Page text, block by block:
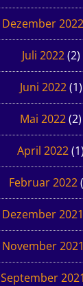
Dezember 2022
Juli 2022(2)
Juni 2022(1)
Mai 2022(2)
April 2022(1)
Februar 2022
Dezember 2021
November 2021
September 2021